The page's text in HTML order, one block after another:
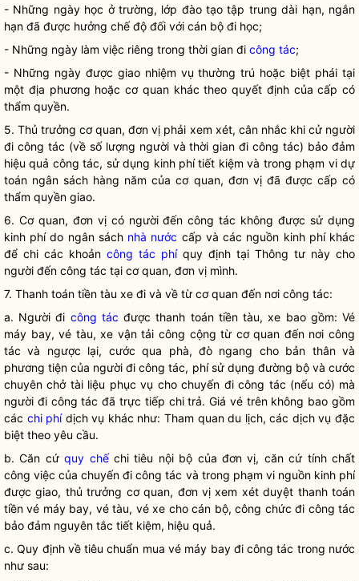
- Những ngày học ở trường, lớp đào tạo tập trung dài hạn, ngắn
hạn đã được hưởng chế độ đối với cán bộ đi học;
- Những ngày làm việc riêng trong thời gian đi công tác;
- Những ngày được giao nhiệm vụ thường trú hoặc biệt phái tại
một địa phương hoặc cơ quan khác theo quyết định của cấp có
thẩm quyền.
5. Thủ trưởng cơ quan, đơn vị phải xem xét, cân nhắc khi cử người
đi công tác (về số lượng người và thời gian đicông tác) bảo đảm
hiệu quả công tác, sử dụng kinh phí tiết kiệm và trong phạm vi dự
toán ngân sách hàng năm của cơ quan, đơn vị đã được cấp có
thẩm quyền giao.
6. Cơ quan, đơn vị có người đến công tác không được sử dụng
kinh phí do ngân sách nhà nước cấp và các nguồn kinh phí khác
để chi các khoản công tác phíquy định tại Thông tư này cho
người đến công tác tại cơ quan, đơn vị mình.
7. Thanh toán tiền tàu xe đi và về từ cơ quan đến nơi công tác:
a. Người đi công tác được thanh toán tiền tàu, xe bao gồm: Vé
máy bay, vé tàu, xe vận tải công cộng từ cơ quan đến nơi công
tác và ngược lại, cước qua phà, đò ngang cho bản thân và
phương tiện của người đicông tác, phí sử dụng đường bộ và cước
chuyên chở tài liệu phục vụ cho chuyến đicông tác (nếu có) mà
người đi công tác đã trực tiếp chi trả. Giá vé trên không bao gồm
các chi phídịch vụ khác như: Tham quan du lịch, các dịch vụ đặc
biệt theo yêu cầu.
b. Căn cứquy chếchi tiêu nội bộ của đơn vị, căn cứ tính chất
công việc của chuyến đicông tác và trong phạm vi nguồn kinh phí
được giao, thủ trưởng cơ quan, đơn vị xem xét duyệt thanh toán
tiền vé máy bay, vé tàu, vé xe cho cán bộ, công chức đi công tác
bảo đảm nguyên tắc tiết kiệm, hiệu quả.
c. Quy định về tiêu chuẩn mua vé máy bay đicông tác trong nước
như sau: